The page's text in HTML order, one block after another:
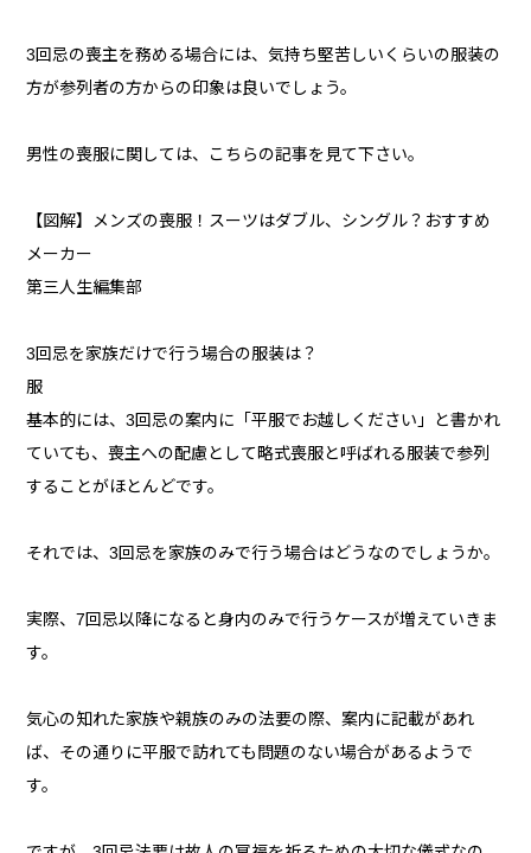
3回忌の喪主を務める場合には、気持ち堅苦しいくらいの服装の
方が参列者の方からの印象は良いでしょう。
男性の喪服に関しては、こちらの記事を見て下さい。
【図解】メンズの喪服！スーツはダブル、シングル？おすすめ
メーカー
第三人生編集部
3回忌を家族だけで行う場合の服装は？
服
基本的には、3回忌の案内に「平服でお越しください」と書かれ
ていても、喪主への配慮として略式喪服と呼ばれる服装で参列
することがほとんどです。
それでは、3回忌を家族のみで行う場合はどうなのでしょうか。
実際、7回忌以降になると身内のみで行うケースが増えていきま
す。
気心の知れた家族や親族のみの法要の際、案内に記載があれ
ば、その通りに平服で訪れても問題のない場合があるようで
す。